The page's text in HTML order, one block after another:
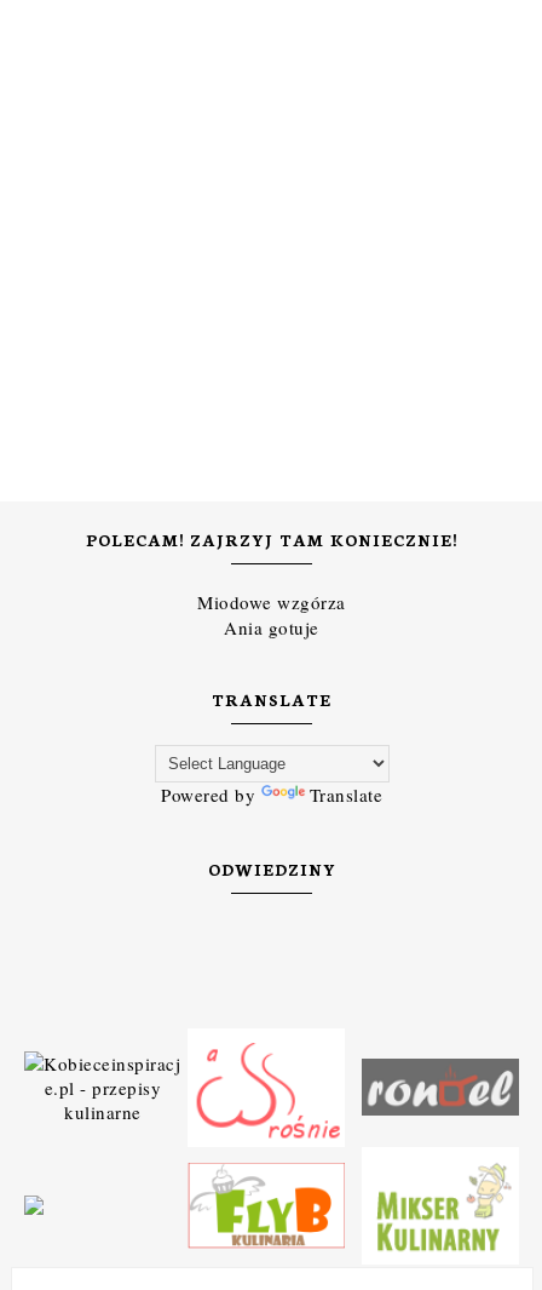
POLECAM! ZAJRZYJ TAM KONIECZNIE!
Miodowe wzgórza
Ania gotuje
TRANSLATE
Powered by Translate
ODWIEDZINY